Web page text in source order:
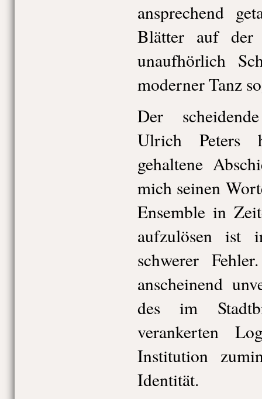
ansprechend
Blätter auf der
unaufhörlich
moderner Tanz
Der
Ulrich Peters
gehaltene
mich seinen
Ensemble in
aufzulösen ist
schwerer
anscheinend
des im
verankerten
Institution
Identität.